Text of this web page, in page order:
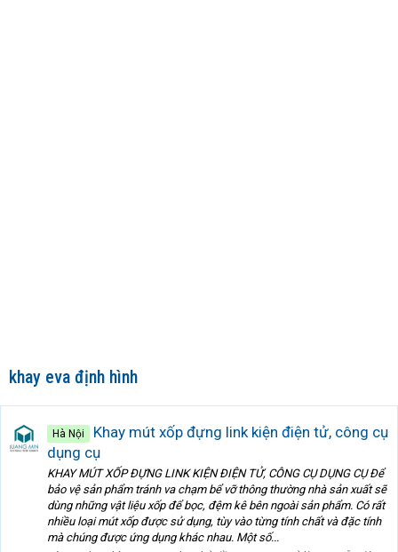
khay eva định hình
Hà Nội
Khay mút xốp đựng link kiện điện tử, công cụ
dụng cụ
KHAY MÚT XỐP ĐỰNG LINK KIỆN ĐIỆN TỬ, CÔNG CỤ DỤNG CỤ Để
bảo vệ sản phẩm tránh va chạm bể vỡ thông thường nhà sản xuất sẽ
dùng những vật liệu xốp để bọc, đệm kê bên ngoài sản phẩm. Có rất
nhiều loại mút xốp được sử dụng, tùy vào từng tính chất và đặc tính
mà chúng được ứng dụng khác nhau. Một số...